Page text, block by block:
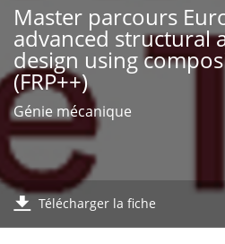
Master parcours
advanced structural
design using
(FRP++)
Génie mécanique
Télécharger la fiche